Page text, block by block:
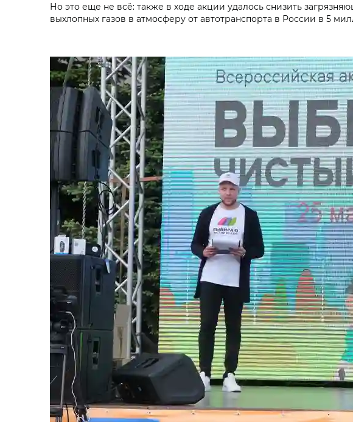
Но это еще не всё: также в ходе акции удалось снизить
выхлопных газов в атмосферу от автотранспорта в России в 5